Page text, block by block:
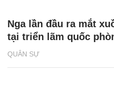
QUÂN SỰ
Nga lần đầu ra mắt
tại triển lãm quốc